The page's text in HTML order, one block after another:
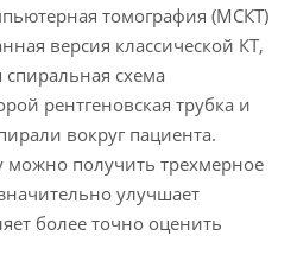
томография (МСКТ)
версия классической КТ,
спиральная схема
рентгеновская трубка и
вокруг пациента.
можно получить трехмерное
улучшает
более точно оценить